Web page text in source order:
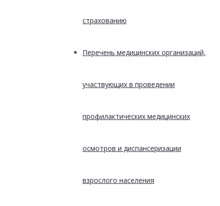
страхованию
Перечень медицинских организаций,
участвующих в проведении
профилактических медицинских
осмотров и диспансеризации
взрослого населения